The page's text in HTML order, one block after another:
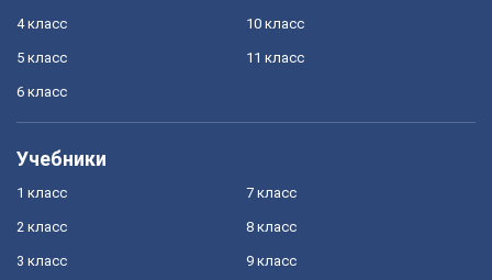
4 класс
5 класс
6 класс
10 класс
11 класс
Учебники
1 класс
2 класс
3 класс
7 класс
8 класс
9 класс